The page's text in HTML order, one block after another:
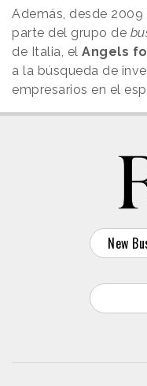
Además, desde
parte del grupo de
de Italia, el Angels
a la búsqueda de
empresarios en el
New